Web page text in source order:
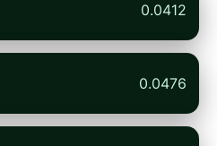
0.0412
0.0476